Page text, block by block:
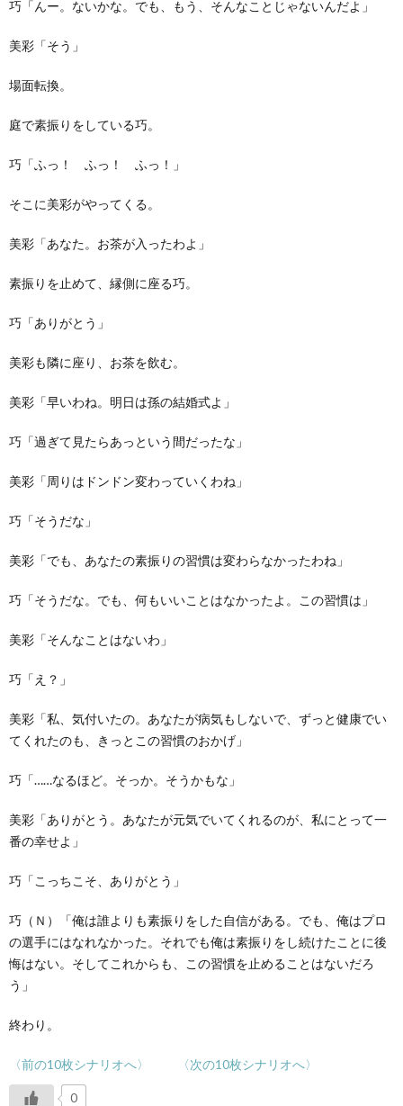
巧「んー。ないかな。でも、もう、そんなことじゃないんだよ」
美彩「そう」
場面転換。
庭で素振りをしている巧。
巧「ふっ！ ふっ！ ふっ！」
そこに美彩がやってくる。
美彩「あなた。お茶が入ったわよ」
素振りを止めて、縁側に座る巧。
巧「ありがとう」
美彩も隣に座り、お茶を飲む。
美彩「早いわね。明日は孫の結婚式よ」
巧「過ぎて見たらあっという間だったな」
美彩「周りはドンドン変わっていくわね」
巧「そうだな」
美彩「でも、あなたの素振りの習慣は変わらなかったわね」
巧「そうだな。でも、何もいいことはなかったよ。この習慣は」
美彩「そんなことはないわ」
巧「え？」
美彩「私、気付いたの。あなたが病気もしないで、ずっと健康でい
てくれたのも、きっとこの習慣のおかげ」
巧「……なるほど。そっか。そうかもな」
美彩「ありがとう。あなたが元気でいてくれるのが、私にとって一
番の幸せよ」
巧「こっちこそ、ありがとう」
巧（Ｎ）「俺は誰よりも素振りをした自信がある。でも、俺はプロ
の選手にはなれなかった。それでも俺は素振りをし続けたことに後
悔はない。そしてこれからも、この習慣を止めることはないだろ
う」
終わり。
〈前の10枚シナリオへ〉 〈次の10枚シナリオへ〉
0